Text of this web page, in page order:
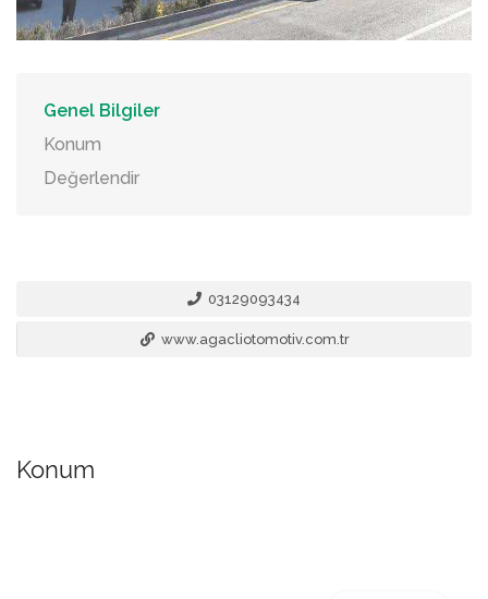
Genel Bilgiler
Konum
Değerlendir
03129093434
www.agacliotomotiv.com.tr
Konum